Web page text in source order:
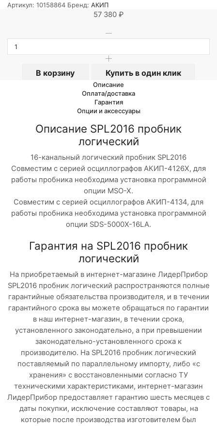
Артикул: 10158864 Бренд: АКИП
57 380 ₽
В корзину Купить в один клик
Описание
Оплата/доставка
Гарантия
Опции и аксессуары
Описание SPL2016 пробник
логический
16-канальный логический пробник SPL2016
Совместим с серией осциллографов АКИП-4126X, для
работы пробника необходима установка программной
опции MSO-X.
Совместим с серией осциллографов АКИП-4134, для
работы пробника необходима установка программной
опции SDS-5000X-16LA.
Гарантия на SPL2016 пробник
логический
На приобретаемый в интернет-магазине ЛидерПрибор
SPL2016 пробник логический распространяются полные
гарантийные обязательства производителя, и в течении
гарантийного срока вы можете обращаться по гарантии
в наш интернет-магазин, в течении срока,
установленного законодательно, а при превышении
законодательно-установленного срока к
производителю. На SPL2016 пробник логический
поставляемый по параллельному импорту, либо «с
хранения» с восстановленными согласно ТУ
техническими характеристиками, интернет-магазин
ЛидерПрибор предоставляет гарантию шесть месяцев с
даты покупки, исключение составляют товары, на
которые после производства изготовителем был